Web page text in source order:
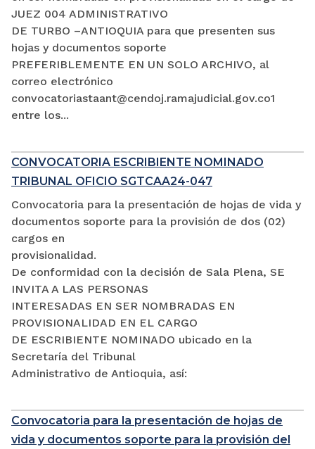
JUEZ 004 ADMINISTRATIVO
DE TURBO –ANTIOQUIA para que presenten sus
hojas y documentos soporte
PREFERIBLEMENTE EN UN SOLO ARCHIVO, al
correo electrónico
convocatoriastaant@cendoj.ramajudicial.gov.co1
entre los...
CONVOCATORIA ESCRIBIENTE NOMINADO
TRIBUNAL OFICIO SGTCAA24-047
Convocatoria para la presentación de hojas de vida y
documentos soporte para la provisión de dos (02)
cargos en
provisionalidad.
De conformidad con la decisión de Sala Plena, SE
INVITA A LAS PERSONAS
INTERESADAS EN SER NOMBRADAS EN
PROVISIONALIDAD EN EL CARGO
DE ESCRIBIENTE NOMINADO ubicado en la
Secretaría del Tribunal
Administrativo de Antioquia, así:
Convocatoria para la presentación de hojas de
vida y documentos soporte para la provisión del